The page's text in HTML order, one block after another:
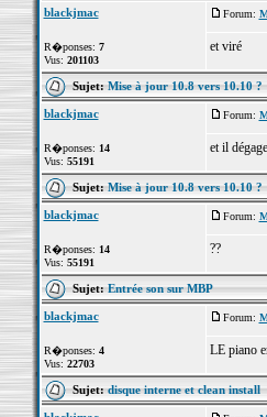
blackjmac
R�ponses: 7
Vus: 201103
Forum:
et viré
Sujet:Mise à jour 10.8 vers 10.10 ?
blackjmac
R�ponses: 14
Vus: 55191
Forum:
et il
Sujet:Mise à jour 10.8 vers 10.10 ?
blackjmac
R�ponses: 14
Vus: 55191
Forum:
??
Sujet:Entrée son sur MBP
blackjmac
R�ponses: 4
Vus: 22703
Forum:
LE piano
Sujet:disque interne et clean install